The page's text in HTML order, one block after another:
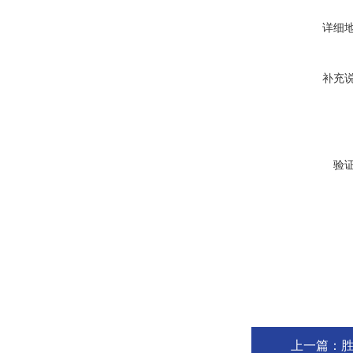
详细
补充
验
上一篇：